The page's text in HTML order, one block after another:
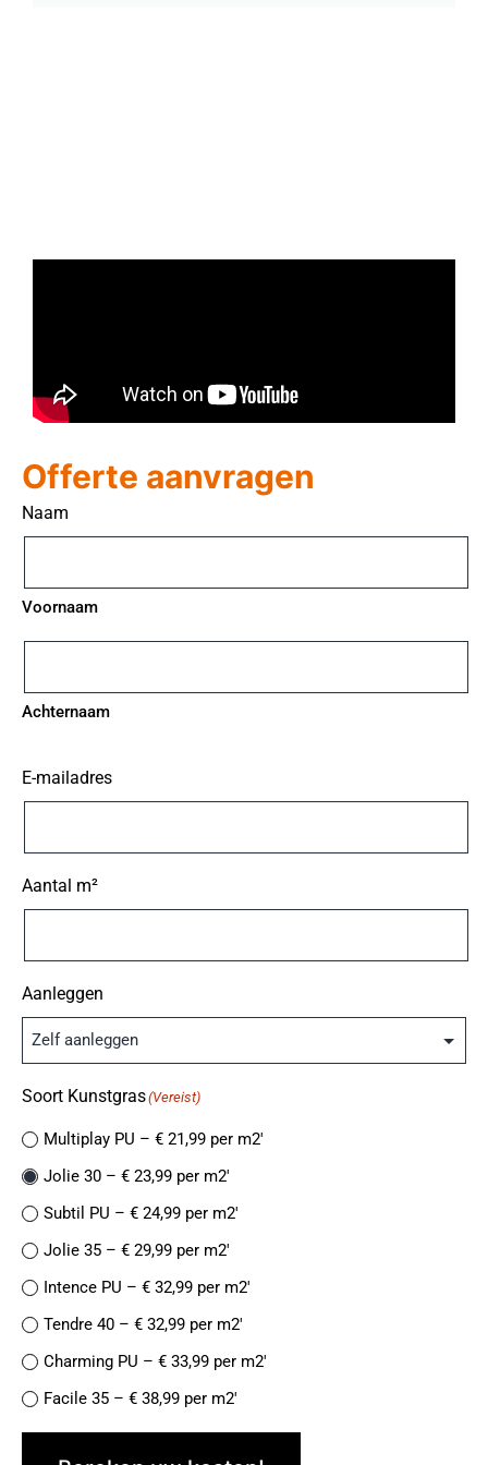
Offerte aanvragen
Naam
Voornaam
Achternaam
E-mailadres
Aantal m²
Aanleggen
Soort Kunstgras(Vereist)
Multiplay PU – € 21,99 per m2′
Jolie 30 – € 23,99 per m2′
Subtil PU – € 24,99 per m2′
Jolie 35 – € 29,99 per m2′
Intence PU – € 32,99 per m2′
Tendre 40 – € 32,99 per m2′
Charming PU – € 33,99 per m2′
Facile 35 – € 38,99 per m2′
Finesse de Luxe PU – € 38,99 per m2′